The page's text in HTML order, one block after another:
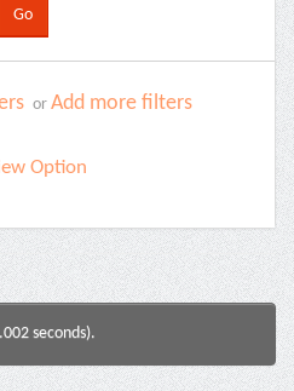
or Add more filters
Option
seconds).